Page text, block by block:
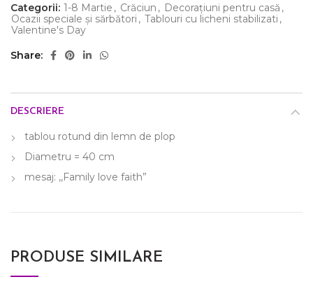
Categorii: 1-8 Martie , Crăciun , Decorațiuni pentru casă ,
Ocazii speciale și sărbători , Tablouri cu licheni stabilizati ,
Valentine's Day
Share
DESCRIERE
tablou rotund din lemn de plop
Diametru = 40 cm
mesaj: ,,Family love faith”
PRODUSE SIMILARE